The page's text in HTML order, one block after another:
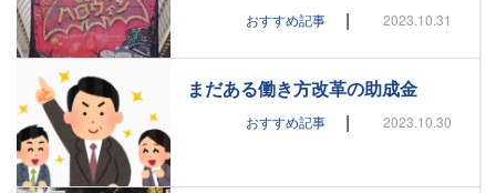
おすすめ記事 | 2023.10.31
まだある働き方改革の助成金
おすすめ記事 | 2023.10.30